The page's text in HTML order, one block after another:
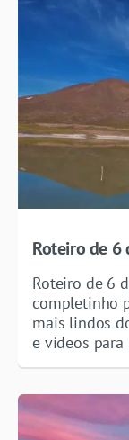
Roteiro de 6
Roteiro de 6
completinho
mais lindos
e vídeos